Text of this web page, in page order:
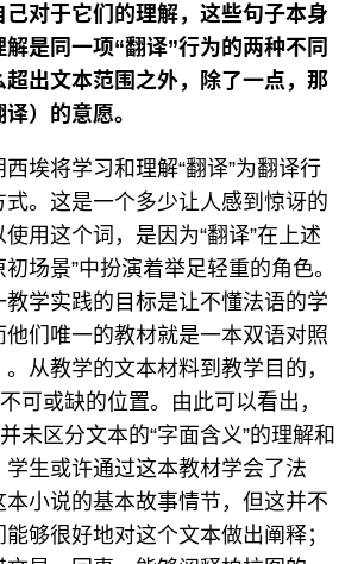
对于它们的理解，这些句子本身
是同一项“翻译”行为的两种不同
出文本范围之外，除了一点，那
）的意愿。
埃将学习和理解“翻译”为翻译行
式。这是一个多少让人感到惊讶的
用这个词，是因为“翻译”在上述
初场景”中扮演着举足轻重的角色。
学实践的目标是让不懂法语的学
他们唯一的教材就是一本双语对照
从教学的文本材料到教学目的，
可或缺的位置。由此可以看出，
未区分文本的“字面含义”的理解和
学生或许通过这本教材学会了法
小说的基本故事情节，但这并不
够很好地对这个文本做出阐释；